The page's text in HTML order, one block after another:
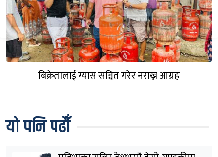
बिक्रेतालाई ग्यास सञ्चित गरेर नराख्न आग्रह
यो पनि पढौँ